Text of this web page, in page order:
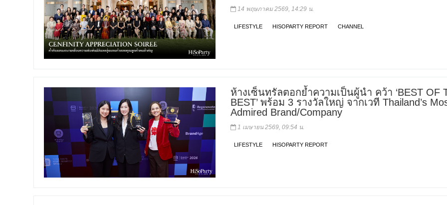
14 พฤษภาคม 2569, 14:29 น.
LIFESTYLE HISOPARTY REPORT CHANNEL
ห้างเซ็นทรัลตอกย้ำความเป็นผู้นำ คว้า ‘BEST OF
BEST’ พร้อม 3 รางวัลใหญ่ จากเวที Thailand’s
Admired Brand/Company
1 เมษายน 2569, 09:54 น.
LIFESTYLE HISOPARTY REPORT